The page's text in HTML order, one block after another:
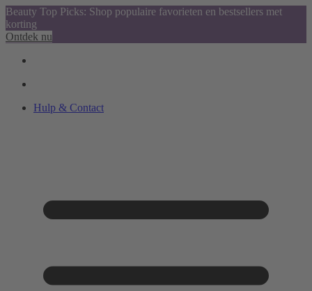
Beauty Top Picks: Shop populaire favorieten en bestsellers met
korting
Ontdek nu
Hulp & Contact